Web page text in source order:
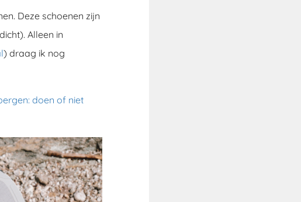
Deze schoenen zijn
Alleen in
) draag ik nog
doen of niet